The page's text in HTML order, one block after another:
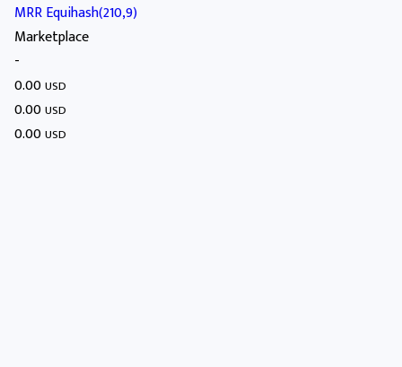
MRR Equihash(210,9)
Marketplace
-
0.00USD
0.00USD
0.00USD